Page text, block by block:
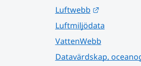
Luftwebb
Länk till
Luftmiljödata
VattenWebb
Datavärdskap,